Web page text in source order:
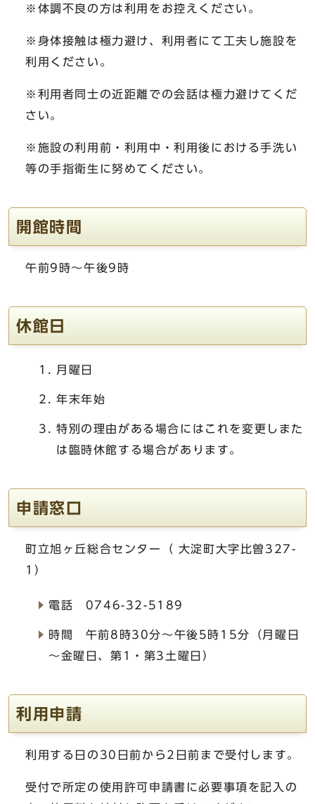
※体調不良の方は利用をお控えください。
※身体接触は極力避け、利用者にて工夫し施設を
利用ください。
※利用者同士の近距離での会話は極力避けてくだ
さい。
※施設の利用前・利用中・利用後における手洗い
等の手指衛生に努めてください。
開館時間
午前9時～午後9時
休館日
月曜日
年末年始
特別の理由がある場合にはこれを変更しまた
は臨時休館する場合があります。
申請窓口
町立旭ヶ丘総合センター（ 大淀町大字比曽327-
1）
電話 0746-32-5189
時間 午前8時30分～午後5時15分（月曜日
～金曜日、第1・第3土曜日）
利用申請
利用する日の30日前から2日前まで受付します。
受付で所定の使用許可申請書に必要事項を記入の